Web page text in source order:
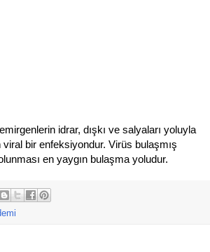
idrar, dışkı ve salyaları yoluyla
bir enfeksiyondur. Virüs bulaşmış
en yaygın bulaşma yoludur.